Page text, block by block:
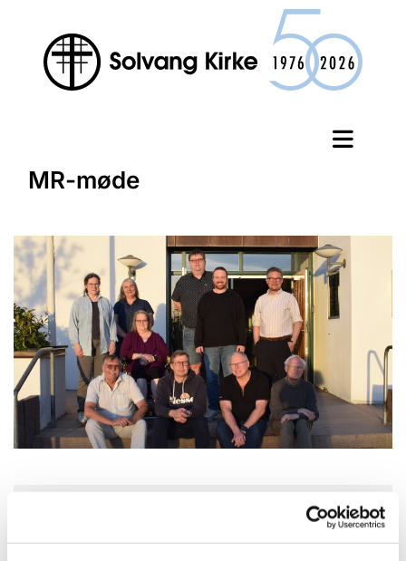
MR-møde
Torsdag 1. oktober 2026, kl. 18:00